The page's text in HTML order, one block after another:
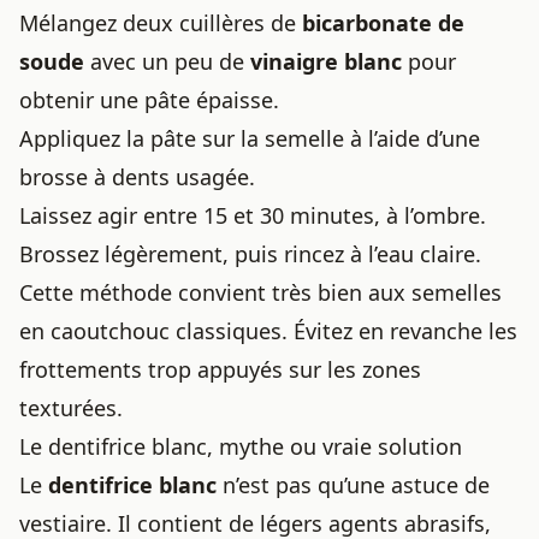
Mélangez deux cuillères de bicarbonate de
soude avec un peu de vinaigre blanc pour
obtenir une pâte épaisse.
Appliquez la pâte sur la semelle à l’aide d’une
brosse à dents usagée.
Laissez agir entre 15 et 30 minutes, à l’ombre.
Brossez légèrement, puis rincez à l’eau claire.
Cette méthode convient très bien aux semelles
en caoutchouc classiques. Évitez en revanche les
frottements trop appuyés sur les zones
texturées.
Le dentifrice blanc, mythe ou vraie solution
Le dentifrice blanc n’est pas qu’une astuce de
vestiaire. Il contient de légers agents abrasifs,